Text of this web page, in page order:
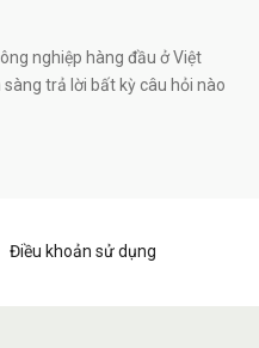
nghiệp hàng đầu ở Việt
trả lời bất kỳ câu hỏi nào
Điều khoản sử dụng